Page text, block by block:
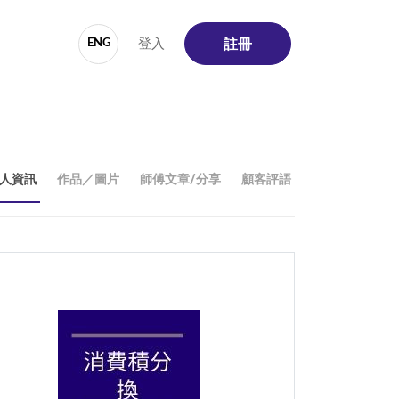
ENG 登入 註冊
資訊 作品／圖片 師傅文章/分享 顧客評語